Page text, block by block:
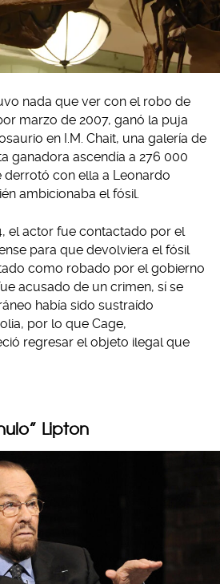
nada que ver con el robo de
marzo de 2007, ganó la puja
en I.M. Chait, una galería de
ganadora ascendía a 276 000
derrotó con ella a Leonardo
ambicionaba el fósil.
el actor fue contactado por el
para que devolviera el fósil
como robado por el gobierno
acusado de un crimen, sí se
había sido sustraído
por lo que Cage,
regresar el objeto ilegal que
Lipton